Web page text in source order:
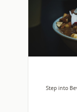
Step into